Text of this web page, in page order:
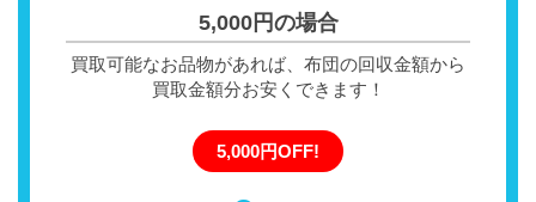
5,000円の場合
買取可能なお品物があれば、布団の回収金額から
買取金額分お安くできます！
5,000円OFF!